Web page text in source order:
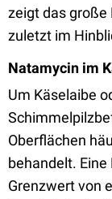
zeigt das große
zuletzt im
Natamycin im
Um Käselaibe
Oberflächen
behandelt.
Grenzwert von